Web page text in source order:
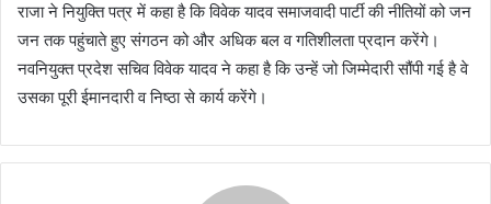
राजा ने नियुक्ति पत्र में कहा है कि विवेक यादव समाजवादी पार्टी की नीतियों को जन
जन तक पहुंचाते हुए संगठन को और अधिक बल व गतिशीलता प्रदान करेंगे।
नवनियुक्त प्रदेश सचिव विवेक यादव ने कहा है कि उन्हें जो जिम्मेदारी सौंपी गई है वे
उसका पूरी ईमानदारी व निष्ठा से कार्य करेंगे।